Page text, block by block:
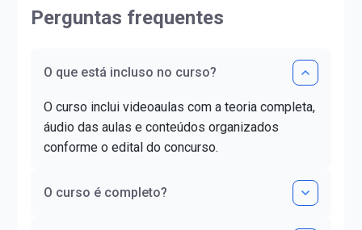
Policia Rodoviária Federal 2009);-
Tribunal Regional Eleitoral de
Tribunal Regional Eleitoral do
Judiciário 2011 - 20º lugar);-
Tribunal Superior Eleitoral
(Analista Judiciário 2012);-
Letras pela
certificado DELE
Perguntas frequentes
O que está incluso no curso?
O curso inclui videoaulas com a teoria completa,
áudio das aulas e conteúdos organizados
conforme o edital do concurso.
O curso é completo?